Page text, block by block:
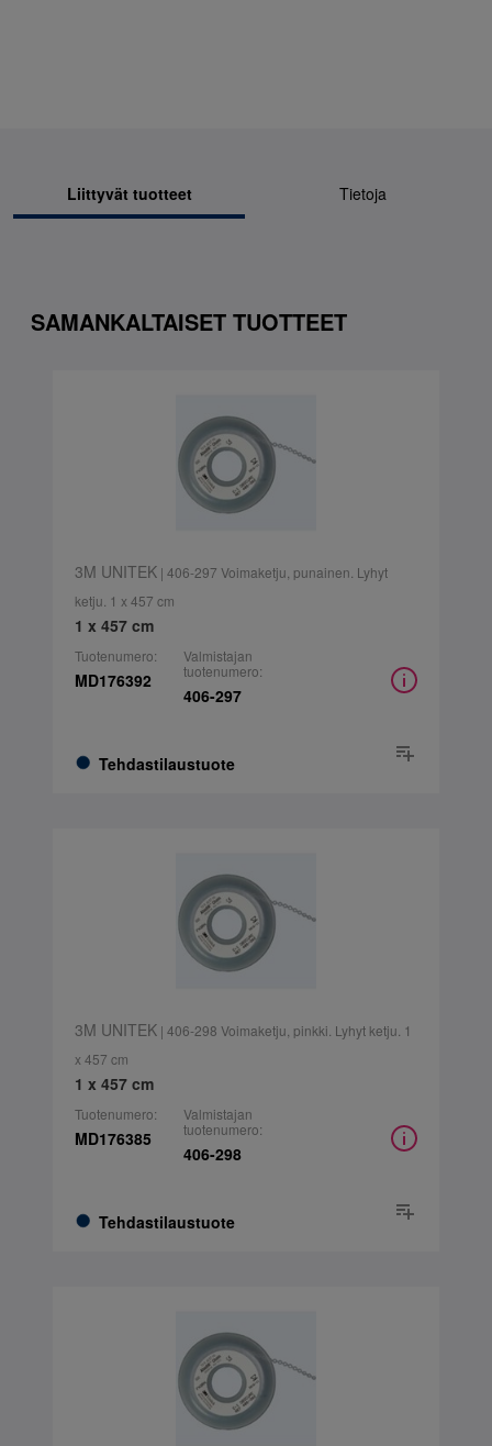
Liittyvät tuotteet Tietoja
SAMANKALTAISET TUOTTEET
3M UNITEK| 406-297 Voimaketju, punainen. Lyhyt
ketju. 1 x 457 cm
1 x 457 cm
Tuotenumero:
MD176392
Tehdastilaustuote
Valmistajan
tuotenumero:
406-297
3M UNITEK| 406-298 Voimaketju, pinkki. Lyhyt ketju. 1
x 457 cm
1 x 457 cm
Tuotenumero:
MD176385
Tehdastilaustuote
Valmistajan
tuotenumero:
406-298